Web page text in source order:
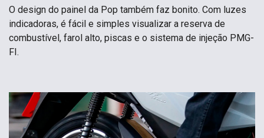
O design do painel da Pop também faz bonito. Com luzes
indicadoras, é fácil e simples visualizar a reserva de
combustível, farol alto, piscas e o sistema de injeção PMG-
FI.